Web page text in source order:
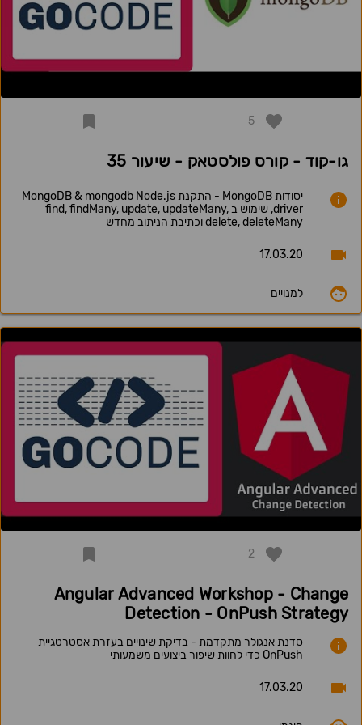
5
גו-קוד - קורס פולסטאק - שיעור 35
יסודות MongoDB - התקנת MongoDB & mongodb Node.js
driver, שימוש ב find, findMany, update, updateMany,
delete, deleteMany וכתיבת הניתוב מחדש
17.03.20
למנויים
2
Angular Advanced Workshop - Change
Detection - OnPush Strategy
סדנת אנגולר מתקדמת - בדיקת שינויים בעזרת אסטרטגיית
OnPush כדי לחוות שיפור ביצועים משמעותי
17.03.20